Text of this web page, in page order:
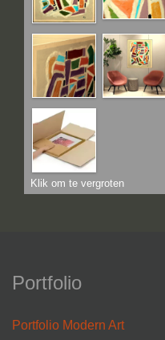
Klik om te vergroten
Portfolio
Portfolio Modern Art